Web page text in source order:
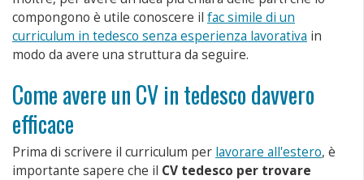
compongono è utile conoscere il fac simile di un
curriculum in tedesco senza esperienza lavorativa in
modo da avere una struttura da seguire.
Come avere un CV in tedesco davvero
efficace
Prima di scrivere il curriculum per lavorare all'estero, è
importante sapere che il CV tedesco per trovare